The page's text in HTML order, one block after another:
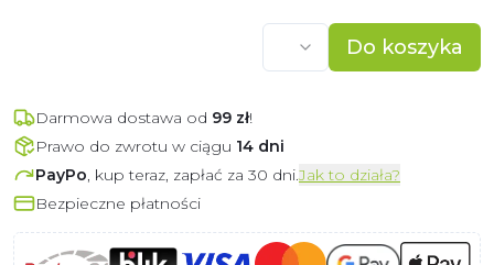
Do koszyka
Darmowa dostawa od 99 zł!
Prawo do zwrotu w ciągu 14 dni
PayPo, kup teraz, zapłać za 30 dni.Jak to działa?
Bezpieczne płatności